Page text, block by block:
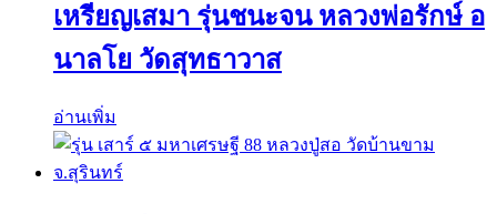
เหรียญเสมา รุ่นชนะจน หลวงพ่อรักษ์ อ
นาลโย วัดสุทธาวาส
อ่านเพิ่ม